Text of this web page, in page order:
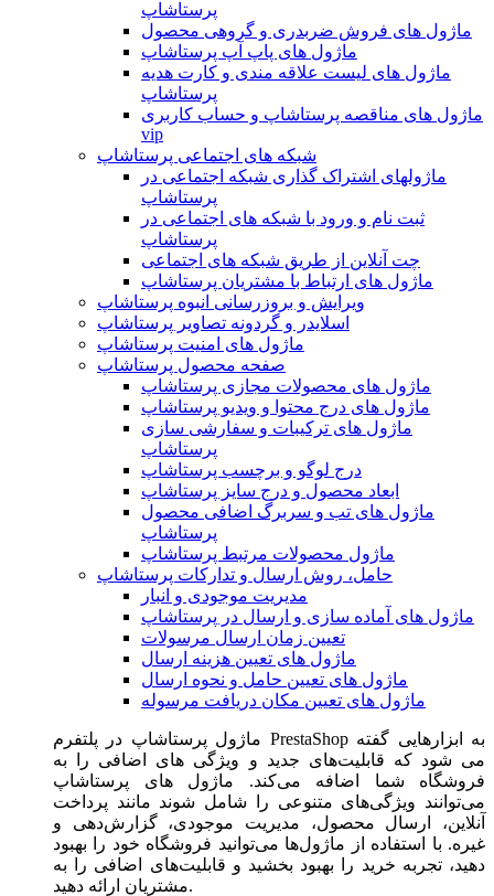
پرستاشاپ
ماژول های فروش ضربدری و گروهی محصول
ماژول های پاپ آپ پرستاشاپ
ماژول های لیست علاقه مندی و کارت هدیه
پرستاشاپ
ماژول های مناقصه پرستاشاپ و حساب کاربری
vip
شبکه های اجتماعی پرستاشاپ
ماژولهای اشتراک‌ گذاری شبکه اجتماعی در
پرستاشاپ
ثبت نام و ورود با شبکه های اجتماعی در
پرستاشاپ
چت آنلاین از طریق شبکه های اجتماعی
ماژول های ارتباط با مشتریان پرستاشاپ
ویرایش و بروزرسانی انبوه پرستاشاپ
اسلایدر و گردونه تصاویر پرستاشاپ
ماژول های امنیت پرستاشاپ
صفحه محصول پرستاشاپ
ماژول های محصولات مجازی پرستاشاپ
ماژول های درج محتوا و ویدیو پرستاشاپ
ماژول های ترکیبات و سفارشی سازی
پرستاشاپ
درج لوگو و برچسب پرستاشاپ
ابعاد محصول و درج سایز پرستاشاپ
ماژول های تب و سربرگ اضافی محصول
پرستاشاپ
ماژول محصولات مرتبط پرستاشاپ
حامل، روش ارسال و تدارکات پرستاشاپ
مدیریت موجودی و انبار
ماژول های آماده سازی و ارسال در پرستاشاپ
تعیین زمان ارسال مرسولات
ماژول های تعیین هزینه ارسال
ماژول های تعیین حامل و نحوه ارسال
ماژول های تعیین مکان دریافت مرسوله
ماژول‌ پرستاشاپ در پلتفرم PrestaShop به ابزارهایی گفته
می شود که قابلیت‌های جدید و ویژگی های اضافی را به
فروشگاه شما اضافه می‌کند. ماژول های پرستاشاپ
می‌توانند ویژگی‌های متنوعی را شامل شوند مانند پرداخت
آنلاین، ارسال محصول، مدیریت موجودی، گزارش‌دهی و
غیره. با استفاده از ماژول‌ها می‌توانید فروشگاه خود را بهبود
دهید، تجربه خرید را بهبود بخشید و قابلیت‌های اضافی را به
مشتریان ارائه دهید.